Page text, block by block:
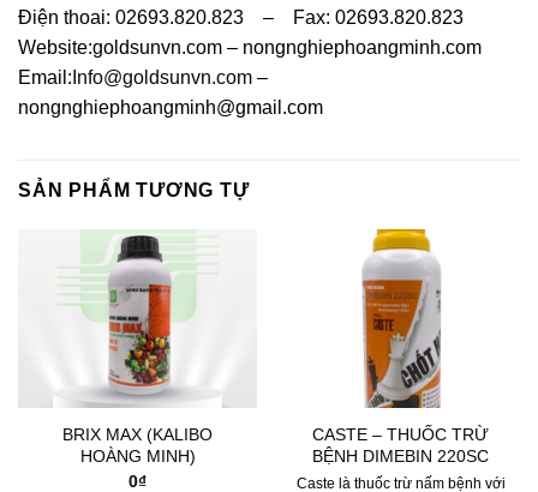
Điện thoai: 02693.820.823 – Fax: 02693.820.823
Website:goldsunvn.com – nongnghiephoangminh.com
Email: Info@goldsunvn.com –
nongnghiephoangminh@gmail.com
SẢN PHẨM TƯƠNG TỰ
BRIX MAX (KALIBO
HOÀNG MINH)
0₫
CASTE – THUỐC TRỪ
BỆNH DIMEBIN 220SC
Caste là thuốc trừ nấm bệnh với